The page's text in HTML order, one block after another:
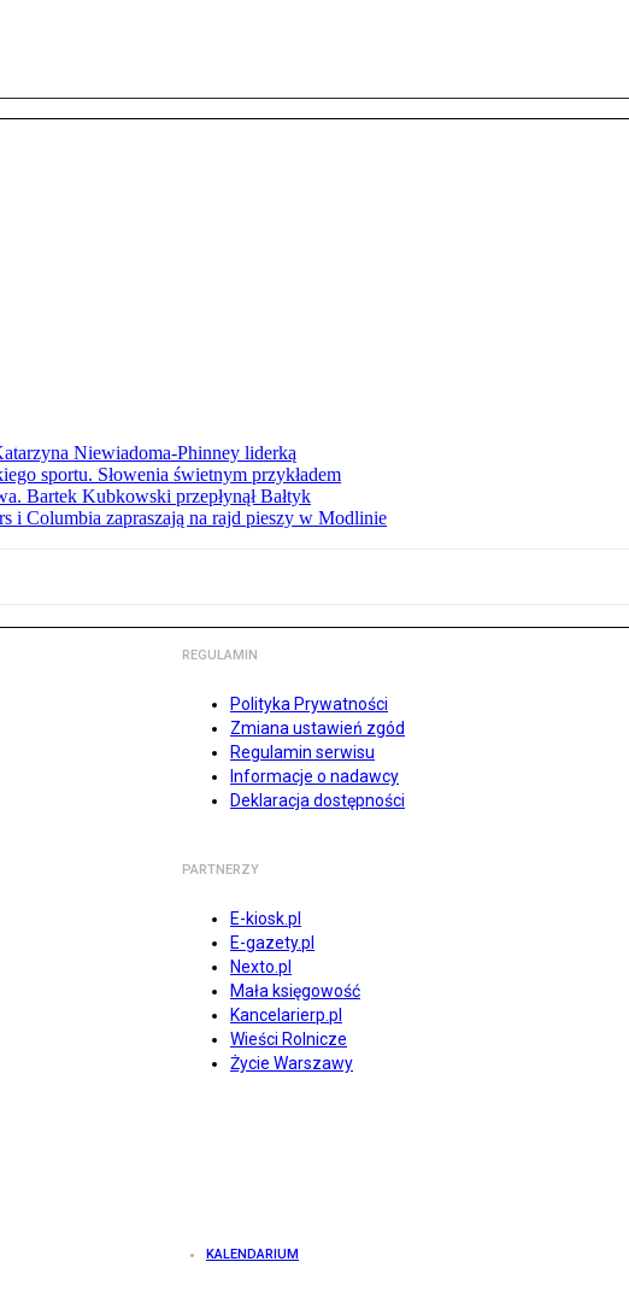
Niewiadoma-Phinney liderką
sportu. Słowenia świetnym przykładem
Bartek Kubkowski przepłynął Bałtyk
i Columbia zapraszają na rajd pieszy w Modlinie
REGULAMIN
Polityka Prywatności
Zmiana ustawień zgód
Regulamin serwisu
Informacje o nadawcy
Deklaracja dostępności
PARTNERZY
E-kiosk.pl
E-gazety.pl
Nexto.pl
Mała księgowość
Kancelarierp.pl
Wieści Rolnicze
Życie Warszawy
KALENDARIUM